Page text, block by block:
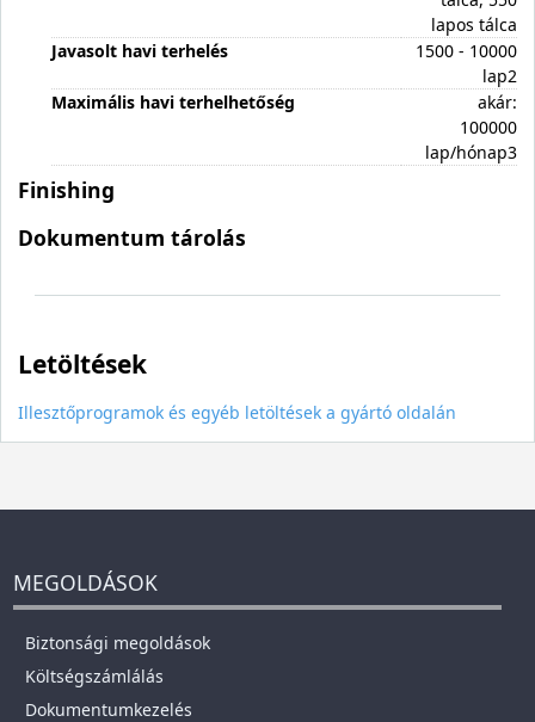
lapos tálca
Javasolt havi terhelés
1500 - 10000
lap2
Maximális havi terhelhetőség
akár:
100000
lap/hónap3
Finishing
Dokumentum tárolás
Letöltések
Illesztőprogramok és egyéb letöltések a gyártó oldalán
MEGOLDÁSOK
Biztonsági megoldások
Költségszámlálás
Dokumentumkezelés